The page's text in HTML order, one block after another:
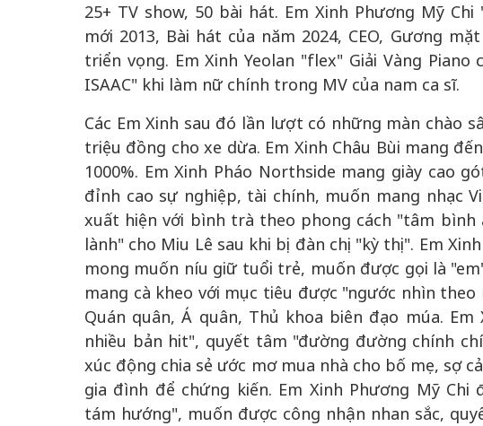
25+ TV show, 50 bài hát. Em Xinh Phương Mỹ
mới 2013, Bài hát của năm 2024, CEO, Gương
triển vọng. Em Xinh Yeolan "flex" Giải Vàng
ISAAC" khi làm nữ chính trong MV của nam ca sĩ.
Các Em Xinh sau đó lần lượt có những màn chào
triệu đồng cho xe dừa. Em Xinh Châu Bùi mang
1000%. Em Xinh Pháo Northside mang giày cao
đỉnh cao sự nghiệp, tài chính, muốn mang nhạc
xuất hiện với bình trà theo phong cách "tâm bình
lành" cho Miu Lê sau khi bị đàn chị "kỳ thị". Em
mong muốn níu giữ tuổi trẻ, muốn được gọi là
mang cà kheo với mục tiêu được "ngước nhìn
Quán quân, Á quân, Thủ khoa biên đạo múa.
nhiều bản hit", quyết tâm "đường đường chính
xúc động chia sẻ ước mơ mua nhà cho bố mẹ, sợ
gia đình để chứng kiến. Em Xinh Phương Mỹ
tám hướng", muốn được công nhận nhan sắc,